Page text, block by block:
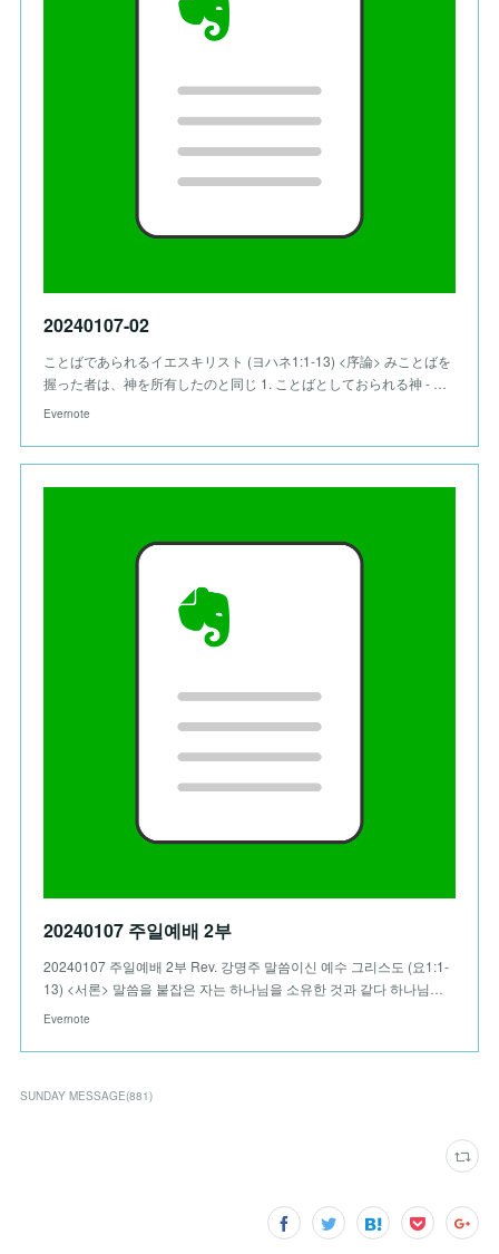
20240107-02
ことばであられるイエスキリスト (ヨハネ1:1-13) <序論> みことばを
握った者は、神を所有したのと同じ 1. ことばとしておられる神 - …
Evernote
20240107 주일예배 2부
20240107 주일예배 2부 Rev. 강명주 말씀이신 예수 그리스도 (요1:1-
13) <서론> 말씀을 붙잡은 자는 하나님을 소유한 것과 같다 하나님…
Evernote
SUNDAY MESSAGE(881)